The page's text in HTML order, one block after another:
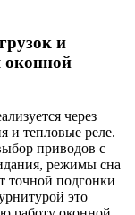
и
оконной
через
и тепловые реле.
приводов с
режимы сна
точной подгонки
это